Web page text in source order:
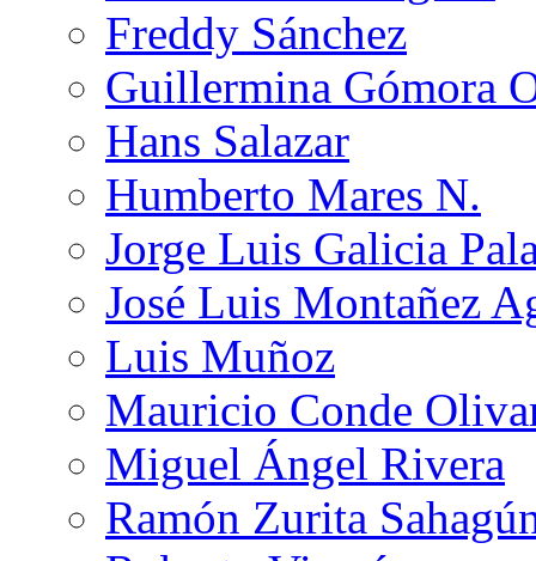
Freddy Sánchez
Guillermina Gómora
Hans Salazar
Humberto Mares N.
Jorge Luis Galicia
José Luis Montañez
Luis Muñoz
Mauricio Conde
Miguel Ángel Rivera
Ramón Zurita